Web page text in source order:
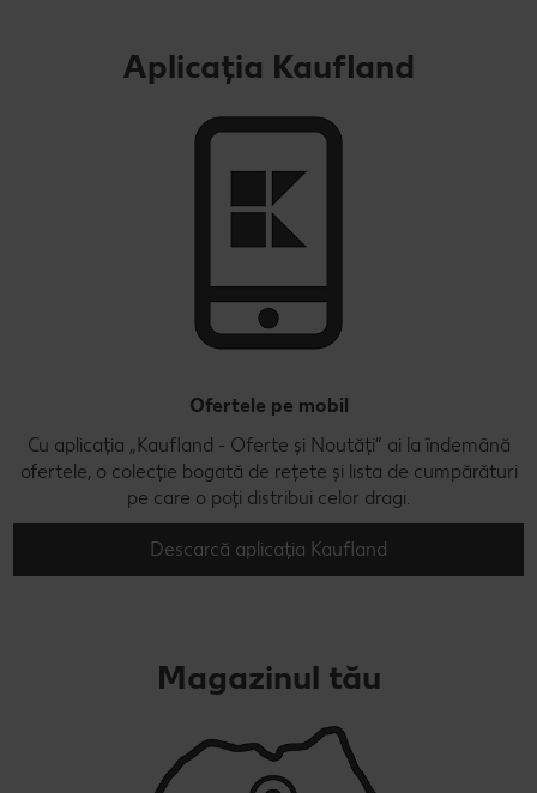
Aplicația Kaufland
Ofertele pe mobil
Cu aplicația „Kaufland - Oferte și Noutăți” ai la îndemână
ofertele, o colecție bogată de rețete și lista de cumpărături
pe care o poți distribui celor dragi.
Descarcă aplicația Kaufland
Magazinul tău